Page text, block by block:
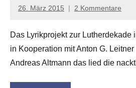
26. März 2015
Anton
Leitner
2 Kommentare
Das Lyrikprojekt zur Lutherdekade
in Kooperation mit Anton G.
Andreas Altmann das lied die